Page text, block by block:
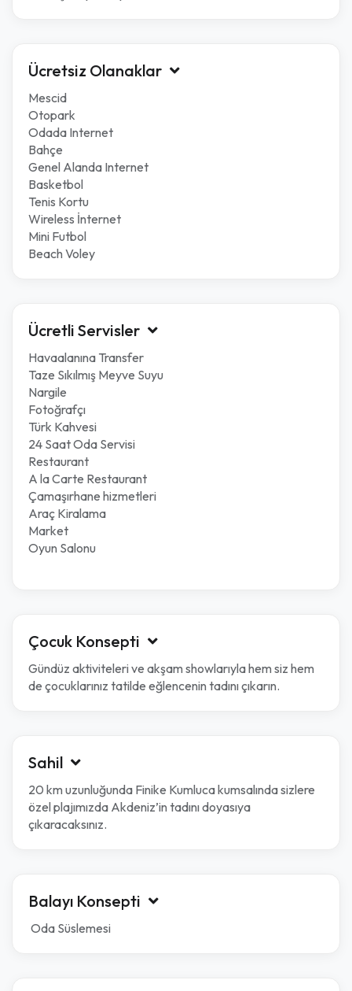
Ücretsiz Olanaklar
Mescid
Otopark
Odada Internet
Bahçe
Genel Alanda Internet
Basketbol
Tenis Kortu
Wireless İnternet
Mini Futbol
Beach Voley
Ücretli Servisler
Havaalanına Transfer
Taze Sıkılmış Meyve Suyu
Nargile
Fotoğrafçı
Türk Kahvesi
24 Saat Oda Servisi
Restaurant
A la Carte Restaurant
Çamaşırhane hizmetleri
Araç Kiralama
Market
Oyun Salonu
Çocuk Konsepti
Gündüz aktiviteleri ve akşam showlarıyla hem siz hem
de çocuklarınız tatilde eğlencenin tadını çıkarın.
Sahil
20 km uzunluğunda Finike Kumluca kumsalında sizlere
özel plajımızda Akdeniz’in tadını doyasıya
çıkaracaksınız.
Balayı Konsepti
Oda Süslemesi